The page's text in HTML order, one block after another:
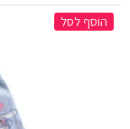
הוסף לסל